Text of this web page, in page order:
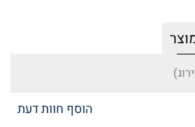
הוסף חוות דעת